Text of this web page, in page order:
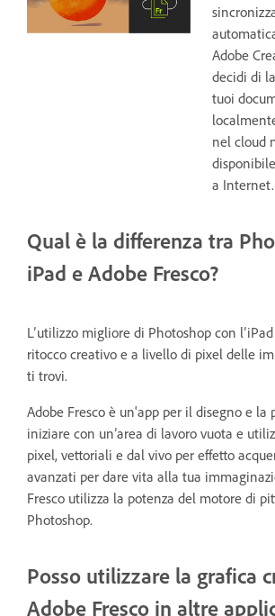
Adobe
decidi di
tuoi
nel cloud
a Internet.
Qual è la differenza tra
iPad e Adobe Fresco?
L’utilizzo migliore di Photoshop con
ritocco creativo e a livello di pixel delle
ti trovi.
Adobe Fresco è un'app per il disegno e la
iniziare con un’area di lavoro vuota e
pixel, vettoriali e dal vivo per effetto
avanzati per dare vita alla tua
Fresco utilizza la potenza del motore di
Photoshop.
Posso utilizzare la grafica
Adobe Fresco in altre